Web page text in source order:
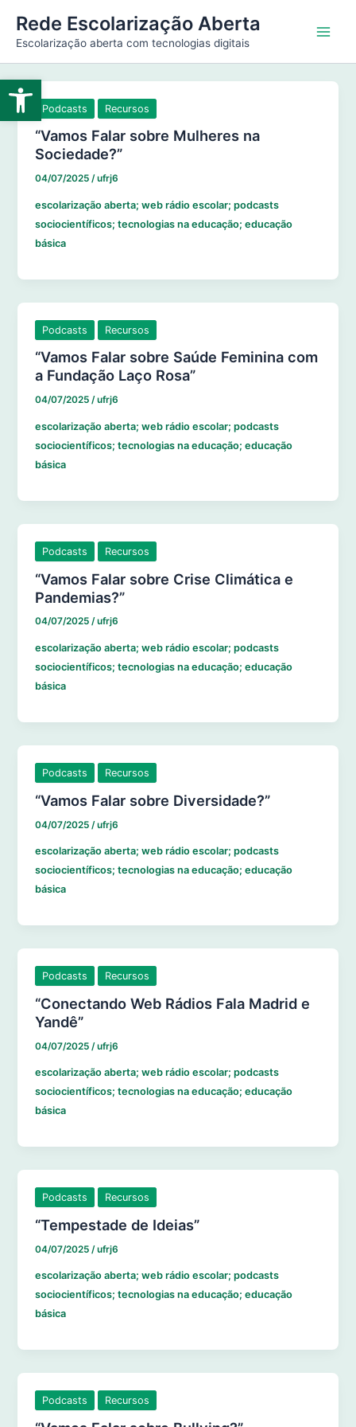
Abrir a barra de ferramentas
para
conteúdo
Rede Escolarização Aberta
Escolarização aberta com tecnologias digitais
Podcasts Recursos
“Vamos Falar sobre Mulheres na
Sociedade?”
04/07/2025/ufrj6
escolarização aberta; web rádio escolar; podcasts
sociocientíficos; tecnologias na educação; educação
básica
Podcasts Recursos
“Vamos Falar sobre Saúde Feminina com
a Fundação Laço Rosa”
04/07/2025/ufrj6
escolarização aberta; web rádio escolar; podcasts
sociocientíficos; tecnologias na educação; educação
básica
Podcasts Recursos
“Vamos Falar sobre Crise Climática e
Pandemias?”
04/07/2025/ufrj6
escolarização aberta; web rádio escolar; podcasts
sociocientíficos; tecnologias na educação; educação
básica
Podcasts Recursos
“Vamos Falar sobre Diversidade?”
04/07/2025 /ufrj6
escolarização aberta; web rádio escolar; podcasts
sociocientíficos; tecnologias na educação; educação
básica
Podcasts Recursos
“Conectando Web Rádios Fala Madrid e
Yandê”
04/07/2025 /ufrj6
escolarização aberta; web rádio escolar; podcasts
sociocientíficos; tecnologias na educação; educação
básica
Podcasts Recursos
“Tempestade de Ideias”
04/07/2025 /ufrj6
escolarização aberta; web rádio escolar; podcasts
sociocientíficos; tecnologias na educação; educação
básica
Podcasts Recursos